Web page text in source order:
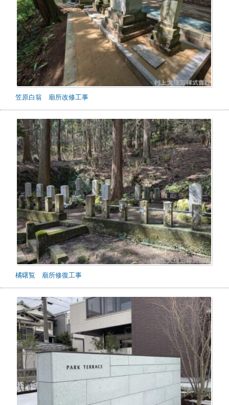
笠原白翁 廟所改修工事
橘曙覧 廟所修復工事